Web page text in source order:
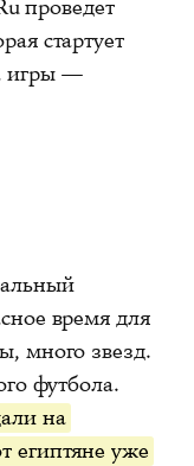
проведет
стартует
игры —
время для
много звезд.
футбола.
на
египтяне уже